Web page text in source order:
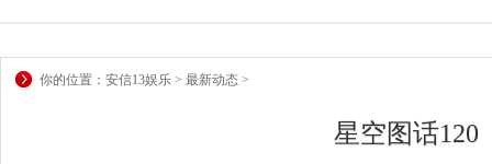
你的位置： 安信13娱乐 > 最新动态 >
星空图话120